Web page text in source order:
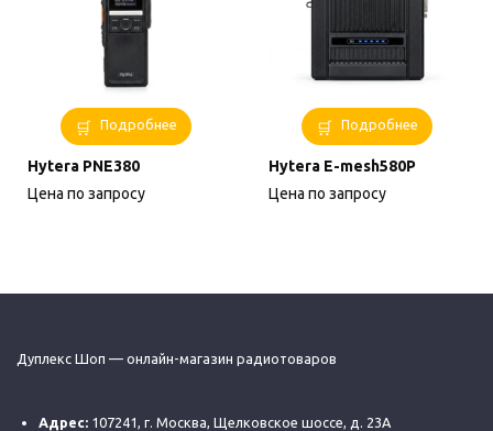
Подробнее
Hytera PNE380
Цена по запросу
Подробнее
Hytera E-mesh580P
Цена по запросу
Дуплекс Шоп — онлайн-магазин радиотоваров
Адрес: 107241, г. Москва, Щелковское шоссе, д. 23А